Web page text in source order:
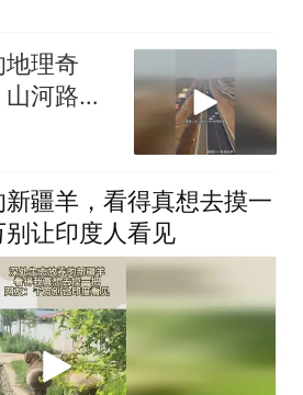
理奇
河路网
疆羊，看得真想去摸一
让印度人看见